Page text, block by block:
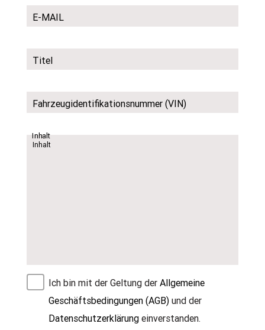
E-MAIL
Titel
Fahrzeugidentifikationsnummer (VIN)
Inhalt
Ich bin mit der Geltung der Allgemeine
Geschäftsbedingungen (AGB)und der
Datenschutzerklärungeinverstanden.